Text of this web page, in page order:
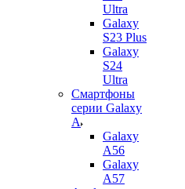
Ultra
Galaxy
S23 Plus
Galaxy
S24
Ultra
Смартфоны
серии Galaxy
A
Galaxy
A56
Galaxy
A57